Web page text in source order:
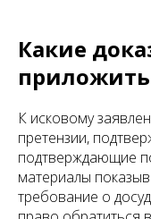
Какие
К исковому
претензии,
подтверждающие
материалы
требование о